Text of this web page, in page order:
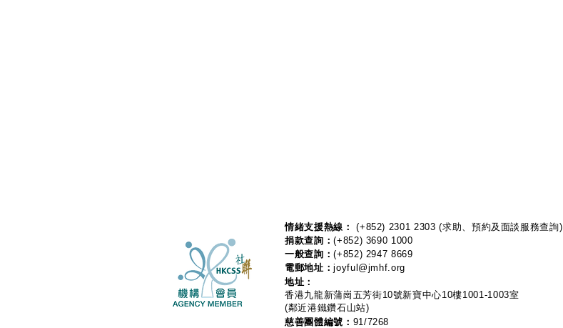
情緒支援熱線：​​(+852) 2301 2303(求助、預約及面談服務查詢)
捐款查詢：(+852) 3690 1000
一般查詢：(+852) 2947 8669
電郵地址：joyful@jmhf.org
地址：
香港九龍新蒲崗五芳街10號新寶中心10樓1001-1003室
(鄰近港鐵鑽石山站)
慈善團體編號： 91/7268